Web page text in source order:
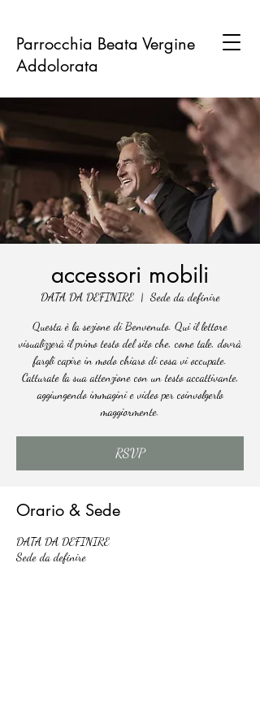
Parrocchia Beata Vergine
Addolorata
accessori mobili
DATA DA DEFINIRE
  |
Sede da definire
Questa è la sezione di Benvenuto. Qui il lettore
visualizzerà il primo testo del sito che, come tale, dovrà
fargli capire in modo chiaro di cosa vi occupate.
Catturate la sua attenzione con un testo accattivante,
aggiungendo immagini e video per coinvolgerlo
maggiormente.
RSVP
Orario & Sede
DATA DA DEFINIRE
Sede da definire